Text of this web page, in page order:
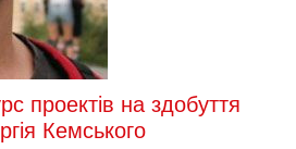
проектів на здобуття
Кемського